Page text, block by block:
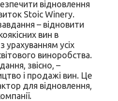
відновлення
Stoic Winery.
– відновити
вин в
урахуванням усіх
виноробства.
звісно, –
і продажі вин. Це
для відновлення,